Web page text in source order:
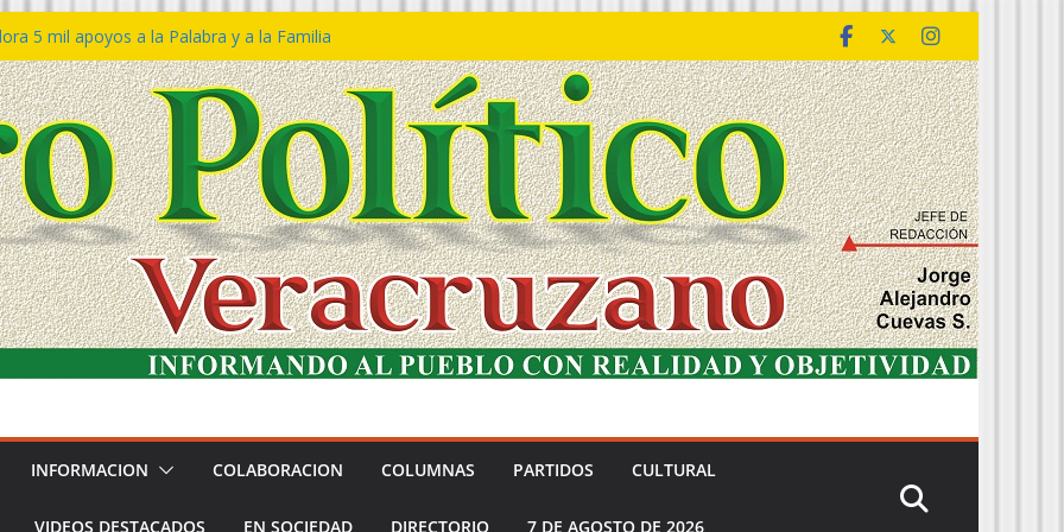
5 mil apoyos a la Palabra y a la Familia
Declaraciones de Procedencia en contra
𝙂𝙤𝙗𝙞𝙚𝙧𝙣𝙤 𝙙𝙚𝙡 𝙀𝙨𝙩𝙖𝙙𝙤 𝙖 𝙙𝙞𝙨𝙛𝙧𝙪𝙩𝙖𝙧
𝙙𝙚𝙡 𝙈𝙖𝙧 𝙚𝙣 𝘾𝙤𝙖𝙩𝙯𝙖𝙘𝙤𝙖𝙡𝙘𝙤𝙨
de policías con vocación de servicio y
SSP
rechaza acusaciones y asegura que
solicitud de desafuero
INFORMACION COLABORACION COLUMNAS PARTIDOS CULTURAL
VIDEOS DESTACADOS EN SOCIEDAD DIRECTORIO 7 DE AGOSTO DE 2026